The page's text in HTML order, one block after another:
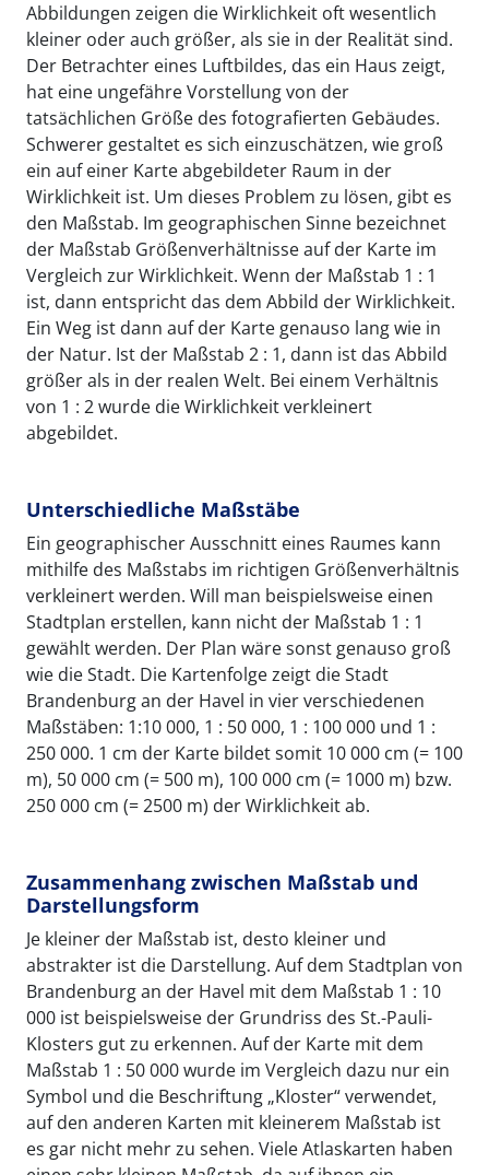
Abbildungen zeigen die Wirklichkeit oft wesentlich
kleiner oder auch größer, als sie in der Realität sind.
Der Betrachter eines Luftbildes, das ein Haus zeigt,
hat eine ungefähre Vorstellung von der
tatsächlichen Größe des fotografierten Gebäudes.
Schwerer gestaltet es sich einzuschätzen, wie groß
ein auf einer Karte abgebildeter Raum in der
Wirklichkeit ist. Um dieses Problem zu lösen, gibt es
den Maßstab. Im geographischen Sinne bezeichnet
der Maßstab Größenverhältnisse auf der Karte im
Vergleich zur Wirklichkeit. Wenn der Maßstab 1 : 1
ist, dann entspricht das dem Abbild der Wirklichkeit.
Ein Weg ist dann auf der Karte genauso lang wie in
der Natur. Ist der Maßstab 2 : 1, dann ist das Abbild
größer als in der realen Welt. Bei einem Verhältnis
von 1 : 2 wurde die Wirklichkeit verkleinert
abgebildet.
Unterschiedliche Maßstäbe
Ein geographischer Ausschnitt eines Raumes kann
mithilfe des Maßstabs im richtigen Größenverhältnis
verkleinert werden. Will man beispielsweise einen
Stadtplan erstellen, kann nicht der Maßstab 1 : 1
gewählt werden. Der Plan wäre sonst genauso groß
wie die Stadt. Die Kartenfolge zeigt die Stadt
Brandenburg an der Havel in vier verschiedenen
Maßstäben: 1:10 000, 1 : 50 000, 1 : 100 000 und 1 :
250 000. 1 cm der Karte bildet somit 10 000 cm (= 100
m), 50 000 cm (= 500 m), 100 000 cm (= 1000 m) bzw.
250 000 cm (= 2500 m) der Wirklichkeit ab.
Zusammenhang zwischen Maßstab und
Darstellungsform
Je kleiner der Maßstab ist, desto kleiner und
abstrakter ist die Darstellung. Auf dem Stadtplan von
Brandenburg an der Havel mit dem Maßstab 1 : 10
000 ist beispielsweise der Grundriss des St.-Pauli-
Klosters gut zu erkennen. Auf der Karte mit dem
Maßstab 1 : 50 000 wurde im Vergleich dazu nur ein
Symbol und die Beschriftung „Kloster“ verwendet,
auf den anderen Karten mit kleinerem Maßstab ist
es gar nicht mehr zu sehen. Viele Atlaskarten haben